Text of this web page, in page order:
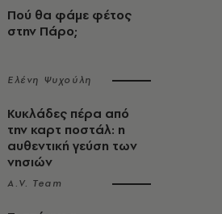
Πού θα φάμε φέτος
στην Πάρο;
Ελένη Ψυχούλη
Κυκλάδες πέρα από
την καρτ ποστάλ: η
αυθεντική γεύση των
νησιών
A.V. Team